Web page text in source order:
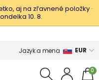
aj na zľavnené položky ·
10. 8.
Jazyk a mena EUR
0